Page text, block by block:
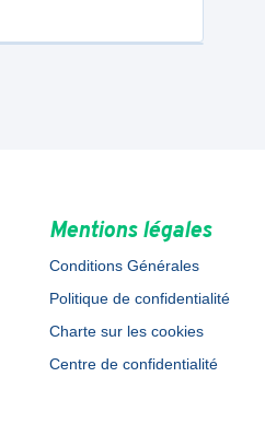
Mentions légales
Conditions Générales
Politique de confidentialité
Charte sur les cookies
Centre de confidentialité